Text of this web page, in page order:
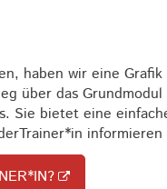
haben wir eine
über das
Sie bietet eine
Trainer*in informieren